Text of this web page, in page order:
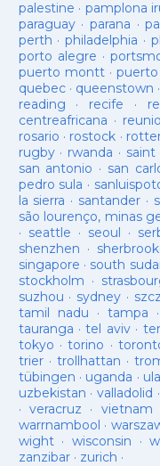
palestine · pamplona
paraguay· parana ·
perth ·philadelphia ·
porto alegre ·
puerto montt· puerto
quebec· queenstown ·
reading · recife ·
centreafricana ·
rosario · rostock ·
rugby· rwanda · saint
san antonio · san
pedro sula ·
la sierra · santander ·
são lourenço, minas
· seattle · seoul ·
shenzhen ·
singapore · south
stockholm ·
suzhou · sydney ·
tamil nadu ·tampa ·
tauranga ·tel aviv·
tokyo ·torino ·
trier· trollhattan ·
tübingen · uganda ·
uzbekistan · valladolid ·
· veracruz · vietnam
warrnambool ·
wight· wisconsin ·
zanzibar· zurich ·